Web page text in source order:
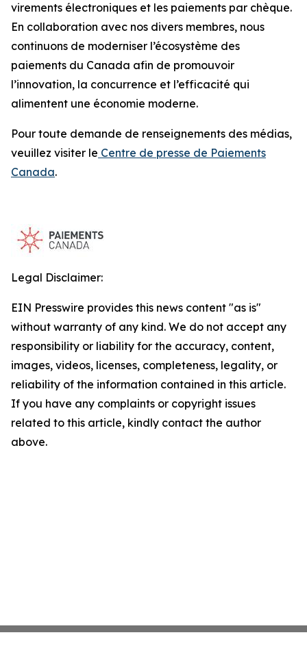
virements électroniques et les paiements par chèque.
En collaboration avec nos divers membres, nous
continuons de moderniser l’écosystème des
paiements du Canada afin de promouvoir
l’innovation, la concurrence et l’efficacité qui
alimentent une économie moderne.
Pour toute demande de renseignements des médias,
veuillez visiter le Centre de presse de Paiements
Canada.
Legal Disclaimer:
EIN Presswire provides this news content "as is"
without warranty of any kind. We do not accept any
responsibility or liability for the accuracy, content,
images, videos, licenses, completeness, legality, or
reliability of the information contained in this article.
If you have any complaints or copyright issues
related to this article, kindly contact the author
above.